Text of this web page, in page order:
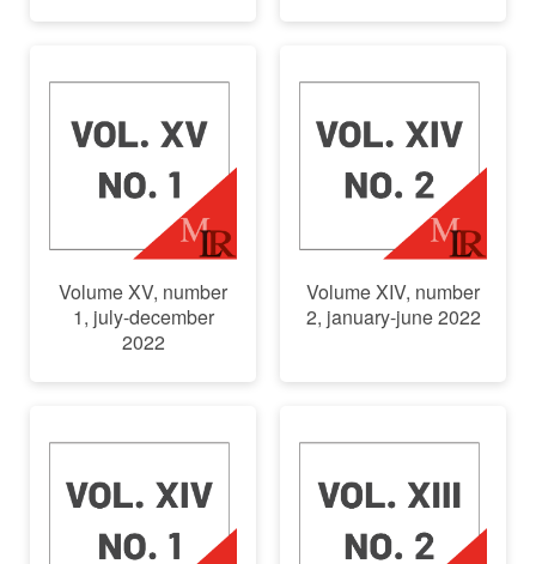
Volume XV, number
1, july-december
2022
Volume XIV, number
2, january-june 2022